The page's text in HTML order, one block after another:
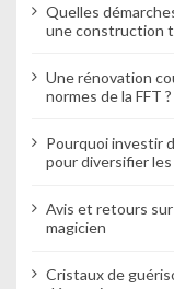
Quelles
une construction
Une rénovation
normes de la FFT ?
Pourquoi investir
pour diversifier
Avis et retours
magicien
Cristaux de